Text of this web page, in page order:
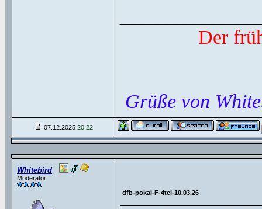
Der
Grüße von
07.12.2025 20:22
Whitebird
Moderator
dfb-pokal-F-4tel-10.03.26